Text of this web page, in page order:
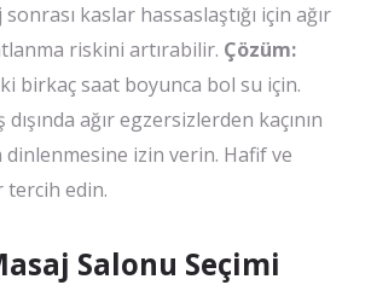
kaslar hassaslaştığı için ağır
riskini artırabilir. Çözüm:
birkaç saat boyunca bol su için.
ağır egzersizlerden kaçının
izin verin. Hafif ve
tercih edin.
Salonu Seçimi